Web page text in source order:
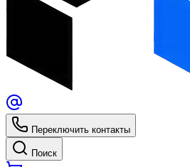
Переключить контакты
Поиск